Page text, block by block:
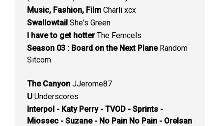
Music, Fashion, Film Charli xcx
Swallowtail She's Green
I have to get hotterThe Femcels
Season 03 : Board on the Next PlaneRandom
Sitcom
The Canyon JJerome87
U Underscores
Interpol - Katy Perry - TVOD - Sprints -
Miossec - Suzane - No Pain No Pain - Orelsan